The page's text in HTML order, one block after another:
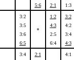
5:6
2:1
1:3
3:2
3:5
3:6
6:5
*
1:2
4:3
2:5
6:4
3:2
4:2
3:4
4:3
3:4
2:1
4:1